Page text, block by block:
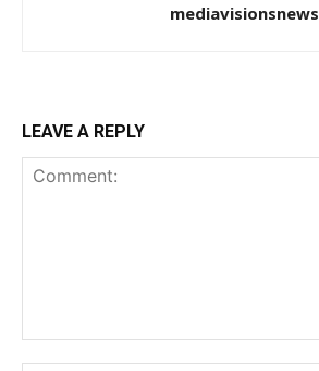
mediavisionsnews
LEAVE A REPLY